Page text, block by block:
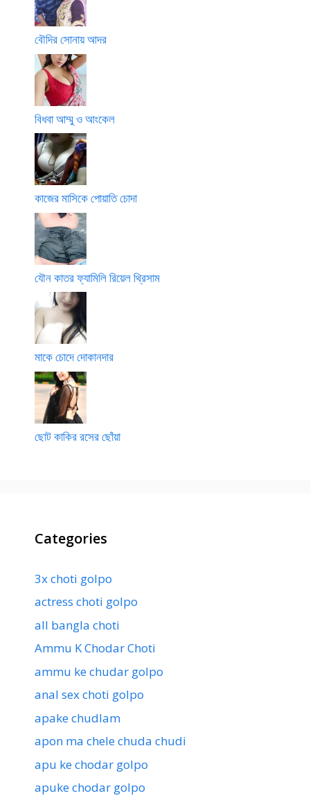
বৌদির সোনায় আদর
বিধবা আম্মু ও আংকেল
কাজের মাসিকে পোয়াতি চোদা
যৌন কাতর ফ্যামিলি রিয়েল থ্রিসাম
মাকে চোদে দোকানদার
ছোট কাকির রসের ছোঁয়া
Categories
3x choti golpo
actress choti golpo
all bangla choti
Ammu K Chodar Choti
ammu ke chudar golpo
anal sex choti golpo
apake chudlam
apon ma chele chuda chudi
apu ke chodar golpo
apuke chodar golpo